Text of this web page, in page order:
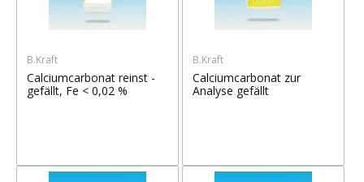
B.Kraft
Calciumcarbonat reinst -
gefällt, Fe < 0,02 %
B.Kraft
Calciumcarbonat zur
Analyse gefällt